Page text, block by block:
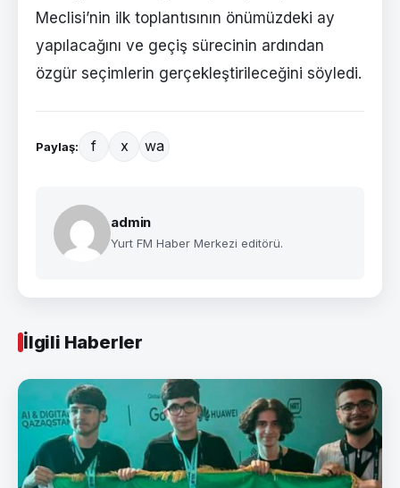
Meclisi’nin ilk toplantısının önümüzdeki ay
yapılacağını ve geçiş sürecinin ardından
özgür seçimlerin gerçekleştirileceğini söyledi.
Paylaş: f x wa
admin
Yurt FM Haber Merkezi editörü.
İlgili Haberler